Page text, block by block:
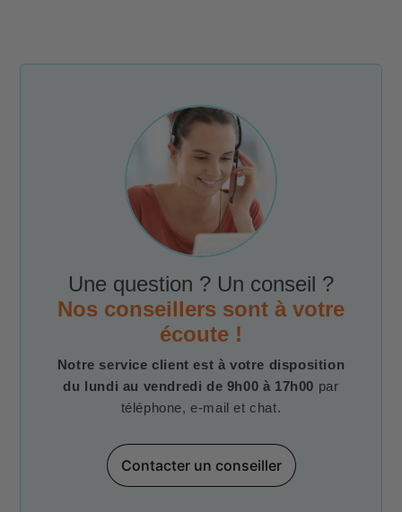
Une question ? Un conseil ?
Nos conseillers sont à votre
écoute !
Notre service client est à votre disposition
du lundi au vendredi de 9h00 à 17h00 par
téléphone, e-mail et chat.
Contacter un conseiller